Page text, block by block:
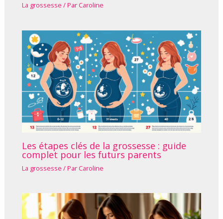
La grossesse / ParCaroline
Les étapes clés de la grossesse : guide
complet pour les futurs parents
La grossesse / ParCaroline